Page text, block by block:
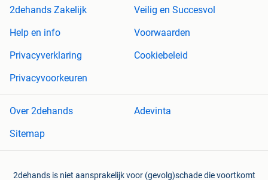
2dehands Zakelijk
Veilig en Succesvol
Help en info
Voorwaarden
Privacyverklaring
Cookiebeleid
Privacyvoorkeuren
Over 2dehands
Adevinta
Sitemap
2dehands is niet aansprakelijk voor (gevolg)schade die voortkomt